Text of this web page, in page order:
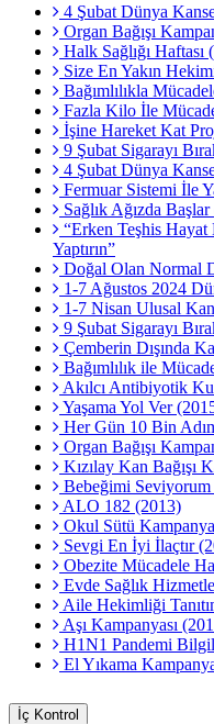
4 Şubat Dünya
Organ Bağışı
Halk Sağlığı Haftası
Size En Yakın
Bağımlılıkla
Fazla Kilo İle
İşine Hareket Kat
9 Şubat Sigarayı
4 Şubat Dünya
Fermuar Sistemi İle
Sağlık Ağızda
“Erken Teşhis Hayat
Yaptırın”
Doğal Olan Normal
1-7 Ağustos 2024
1-7 Nisan Ulusal
9 Şubat Sigarayı
Çemberin Dışında
Bağımlılık ile
Akılcı Antibiyotik
Yaşama Yol Ver
Her Gün 10 Bin
Organ Bağışı
Kızılay Kan Bağışı
Bebeğimi Seviyorum
ALO 182 (2013)
Okul Sütü
Sevgi En İyi İlaçtır
Obezite Mücadele
Evde Sağlık
Aile Hekimliği
Aşı Kampanyası
H1N1 Pandemi
El Yıkama
İç Kontrol